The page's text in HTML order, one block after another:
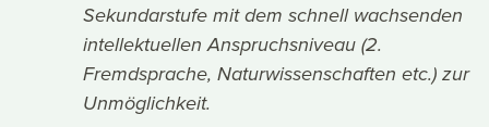
Sekundarstufe mit dem schnell wachsenden
intellektuellen Anspruchsniveau (2.
Fremdsprache, Naturwissenschaften etc.) zur
Unmöglichkeit.